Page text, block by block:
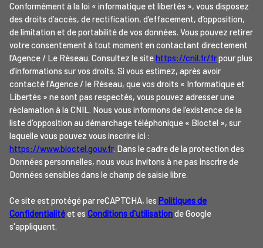
Conformément à la loi « informatique et libertés », vous disposez
des droits d’accès, de rectification, d’effacement, d’opposition,
de limitation et de portabilité de vos données. Vous pouvez retirer
votre consentement à tout moment en contactant directement
l’Agence / Le Réseau. Consultez le sitehttps://cnil.fr/frpour plus
d’informations sur vos droits. Si vous estimez, après avoir
contacté l'Agence / le Réseau, que vos droits « Informatique et
Libertés » ne sont pas respectés, vous pouvez adresser une
réclamation à la CNIL. Nous vous informons de l’existence de la
liste d'opposition au démarchage téléphonique « Bloctel », sur
laquelle vous pouvez vous inscrire ici :
https://www.bloctel.gouv.fr. Dans le cadre de la protection des
Données personnelles, nous vous invitons à ne pas inscrire de
Données sensibles dans le champ de saisie libre.
Ce site est protégé par reCAPTCHA, les Politiques de
Confidentialité et es Conditions d'utilisationde Google
s'appliquent.